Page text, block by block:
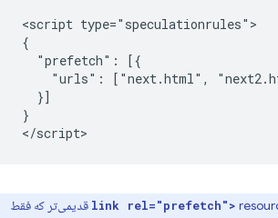
<script type="speculationrules">
{
  "prefetch": [{
"urls": ["next.html",
  }]
}
resource hint قدیمی‌تر که فقط